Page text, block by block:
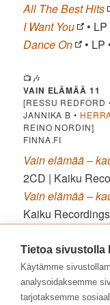
All The Best Hits
I Want You
•
Dance On
• LP
📺🎶
VAIN ELÄMÄÄ 11
[RESSU REDFORD
JANNIKA B •
REINO NORDIN]
FINNA.FI
Vain elämää –
2CD | Kaiku
Vain elämää –
Kaiku
📚
FINNA.FI
Bogart Co.
Tietoa sivustolla
Käytämme
analysoidaksemme
tarjotaksemme